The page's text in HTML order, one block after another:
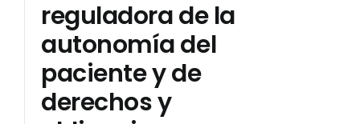
NOSOTROS
reguladora de la
autonomía del
paciente y de
derechos y